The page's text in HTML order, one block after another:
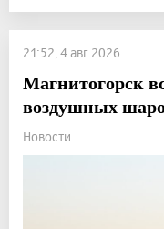
21:52, 4 авг 2026
Магнитогорск
воздушных
Новости